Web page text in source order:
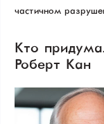
частичном
Кто
Роберт Кан